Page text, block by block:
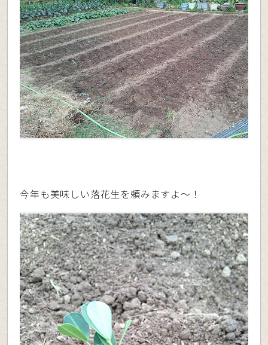
今年も美味しい落花生を頼みますよ〜！